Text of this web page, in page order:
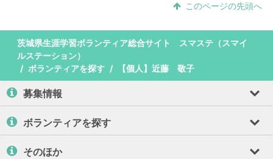
このページの先頭へ
茨城県生涯学習ボランティア総合サイト スマステ（スマイ
ルステーション）
ボランティアを探す
【個人】近藤 敬子
募集情報
ボランティアを探す
そのほか